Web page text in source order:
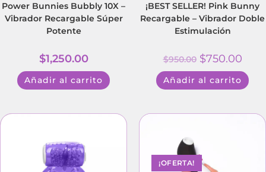
Power Bunnies Bubbly 10X –
Vibrador Recargable Súper
Potente
$1,250.00
Añadir al carrito
¡BEST SELLER! Pink Bunny
Recargable – Vibrador Doble
Estimulación
$950.00 $750.00
Añadir al carrito
¡OFERTA!